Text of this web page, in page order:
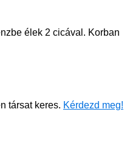
élek 2 cicával. Korban
társat keres. Kérdezd meg!